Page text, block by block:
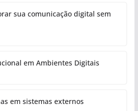
sua comunicação digital sem
em Ambientes Digitais
em sistemas externos